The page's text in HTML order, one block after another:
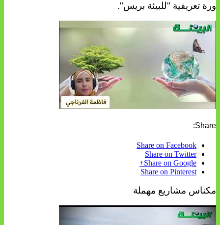
ورة تعريفية "للبيئة بريس".
Share:
Share on Facebook
Share on Twitter
Share on Google+
Share on Pinterest
مكناس مشاريع مهملة